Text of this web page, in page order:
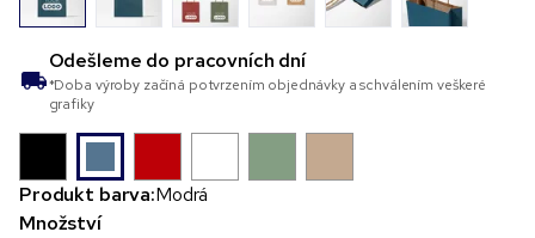
Odešleme do pracovních dní
*Doba výroby začíná potvrzením objednávky a schválením veškeré
grafiky
Produkt barva:Modrá
Množství